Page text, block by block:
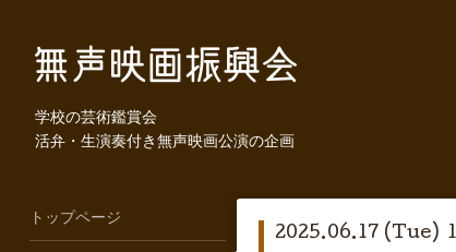
学校の芸術鑑賞会
活弁・生演奏付き無声映画公演の企画
2025.06.17 (Tue)
トップページ